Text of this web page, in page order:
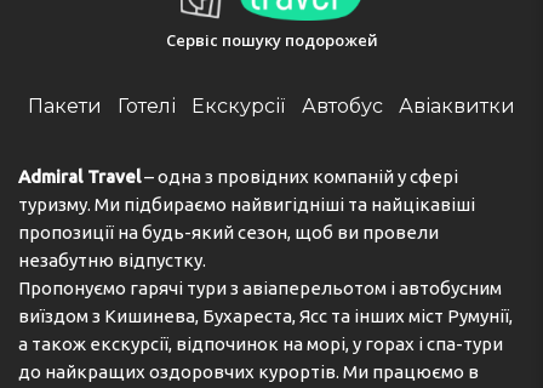
confirmation. Guests are required to show a photo
identification and credit card upon check-in. Please
and additional charges may apply. The property will
contact you after you book to provide instructions. In
and sanitation measures are in effect at this property.
Due to Coronavirus (COVID-19), this property is taking
steps to help protect the safety of guests and staff.
Certain services and amenities may be reduced or
unavailable as a result. Spa and gym facilities at this
property are unavailable due to Coronavirus (COVID-19).
In accordance with government guidelines to minimise
transmission of the Coronavirus (COVID-19), this property
may request additional documentation from guests to
Сервіс пошуку подорожей
Пакети Готелі Екскурсії Автобус Авіаквитки
Admiral Travel– одна з провідних компаній у сфері
туризму. Ми підбираємо найвигідніші та найцікавіші
пропозиції на будь-який сезон, щоб ви провели
незабутню відпустку.
Пропонуємо гарячі тури з авіаперельотом і автобусним
виїздом з Кишинева, Бухареста, Ясс та інших міст Румунії,
а також екскурсії, відпочинок на морі, у горах і спа-тури
до найкращих оздоровчих курортів. Ми працюємо в